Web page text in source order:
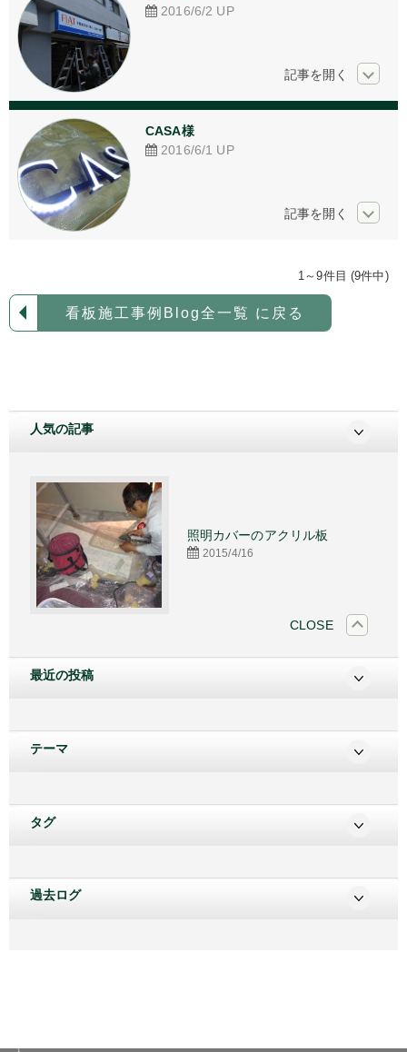
2016/6/2 UP
CASA様
2016/6/1 UP
1～9件目 (9件中)
看板施工事例Blog全一覧 に戻る
人気の記事
照明カバーのアクリル板
2015/4/16
CLOSE
最近の投稿
テーマ
タグ
過去ログ